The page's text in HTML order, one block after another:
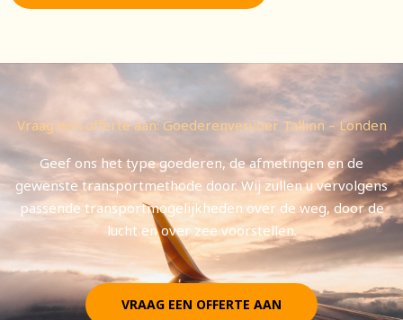
Vraag een offerte aan: Goederenvervoer Tallinn – Londen
Geef ons het type goederen, de afmetingen en de
gewenste transportmethode door. Wij zullen u vervolgens
passende transportmogelijkheden over de weg, door de
lucht en over zee voorstellen.
VRAAG EEN OFFERTE AAN